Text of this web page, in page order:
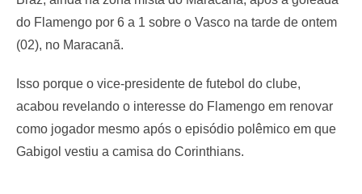
do Flamengo por 6 a 1 sobre o Vasco na tarde de ontem
(02), no Maracanã.
Isso porque o vice-presidente de futebol do clube,
acabou revelando o interesse do Flamengo em renovar
como jogador mesmo após o episódio polêmico em que
Gabigol vestiu a camisa do Corinthians.